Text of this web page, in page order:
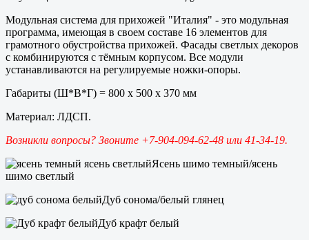
Модульная система для прихожей "Италия" - это модульная
программа, имеющая в своем составе 16 элементов для
грамотного обустройства прихожей. Фасады светлых декоров
с комбинируются с тёмным корпусом. Все модули
устанавливаются на регулируемые ножки-опоры.
Габариты (Ш*В*Г) = 800 х 500 х 370 мм
Материал: ЛДСП.
Возникли вопросы? Звоните +7-904-094-62-48 или 41-34-19.
Ясень шимо темный/ясень
шимо светлый
Дуб сонома/белый глянец
Дуб крафт белый